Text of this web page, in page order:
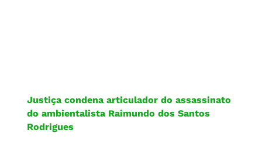
Justiça condena articulador do assassinato
do ambientalista Raimundo dos Santos
Rodrigues